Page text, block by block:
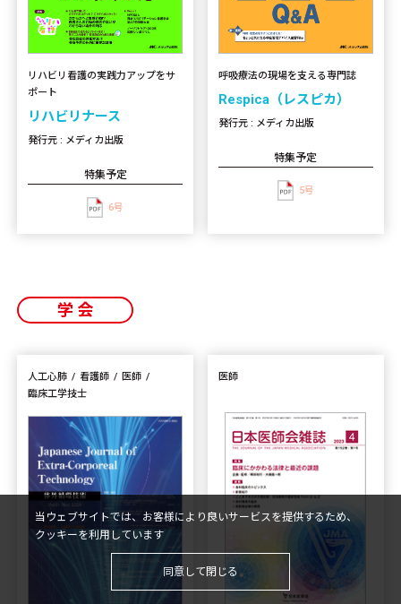
リハビリ看護の実践力アップをサ
ポート
リハビリナース
発行元 : メディカ出版
特集予定
6号
呼吸療法の現場を支える専門誌
Respica（レスピカ）
発行元 : メディカ出版
特集予定
5号
学会
人工心肺 看護師
医師
臨床工学技士
医師
当ウェブサイトでは、お客様により良いサービスを提供するため、
クッキーを利用しています
同意して閉じる